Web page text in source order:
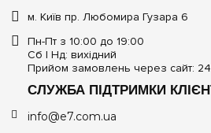
м. Київ пр. Любомира Гузара 6
Пн-Пт з 10:00 до 19:00
Сб | Нд: вихідний
Прийом замовлень через сайт:
СЛУЖБА ПІДТРИМКИ
info@e7.com.ua